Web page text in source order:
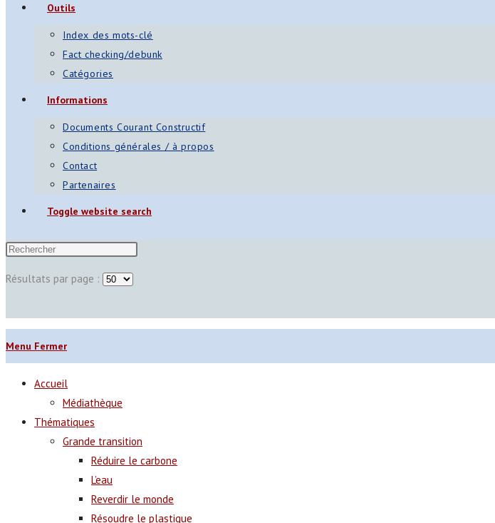
Outils
Index des mots-clé
Fact checking/debunk
Catégories
Informations
Documents Courant Constructif
Conditions générales / à propos
Contact
Partenaires
Toggle website search
Résultats par page :
Menu Fermer
Accueil
Médiathèque
Thématiques
Grande transition
Réduire le carbone
L’eau
Reverdir le monde
Résoudre le plastique